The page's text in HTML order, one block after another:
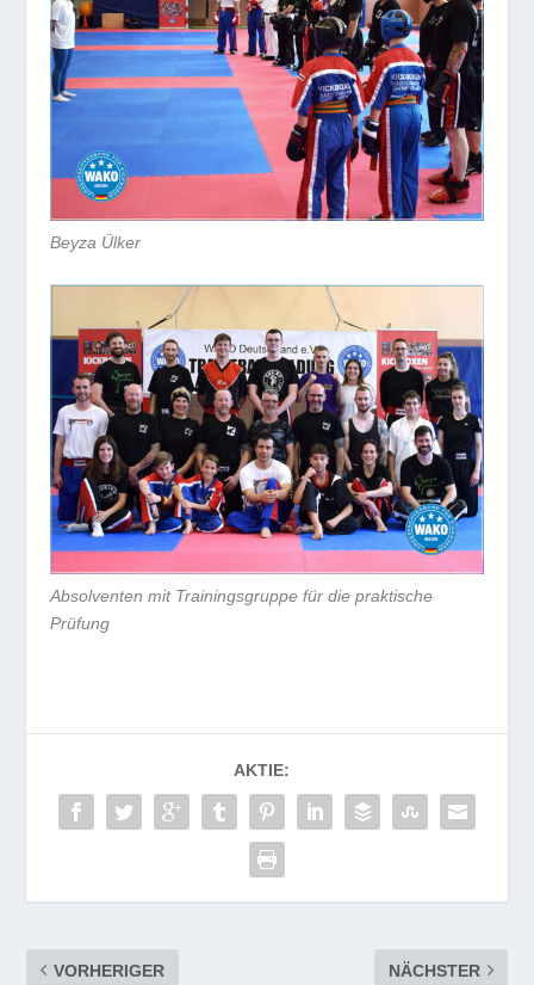
Beyza Ülker
Absolventen mit Trainingsgruppe für die praktische
Prüfung
AKTIE:
VORHERIGER NÄCHSTER